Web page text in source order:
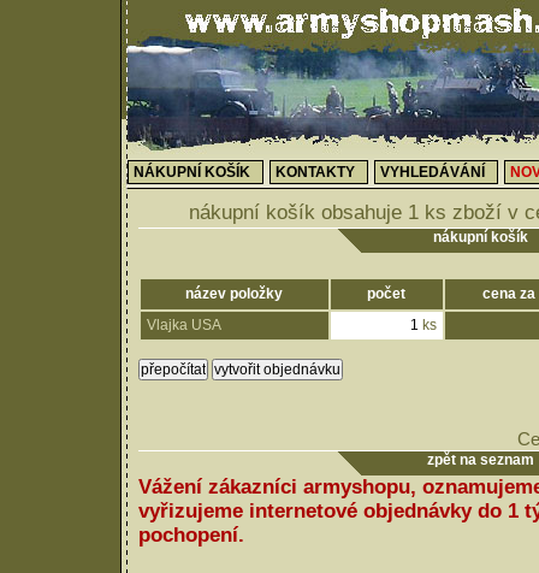
NÁKUPNÍ KOŠÍK KONTAKTY VYHLEDÁVÁNÍ
nákupní košík obsahuje 1 ks zboží v
nákupní košík
název položky počet
cena za
Vlajka USA
ks
zpět na seznam
Vážení zákazníci armyshopu,
vyřizujeme internetové objednávky do 1
pochopení.